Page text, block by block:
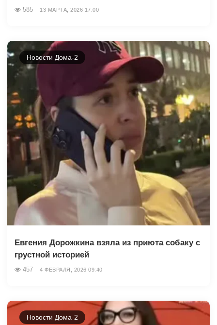
585 13 МАРТА, 2026 17:00
Новости Дома-2
Евгения Дорожкина взяла из приюта собаку с
грустной историей
457 4 ФЕВРАЛЯ, 2026 09:40
Новости Дома-2